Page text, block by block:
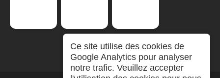
Ce site utilise des cookies de
Google Analytics pour analyser
notre trafic. Veuillez accepter